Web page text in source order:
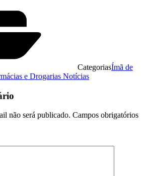
CategoriasÍmã de
e Drogarias Notícias
não será publicado. Campos obrigatórios